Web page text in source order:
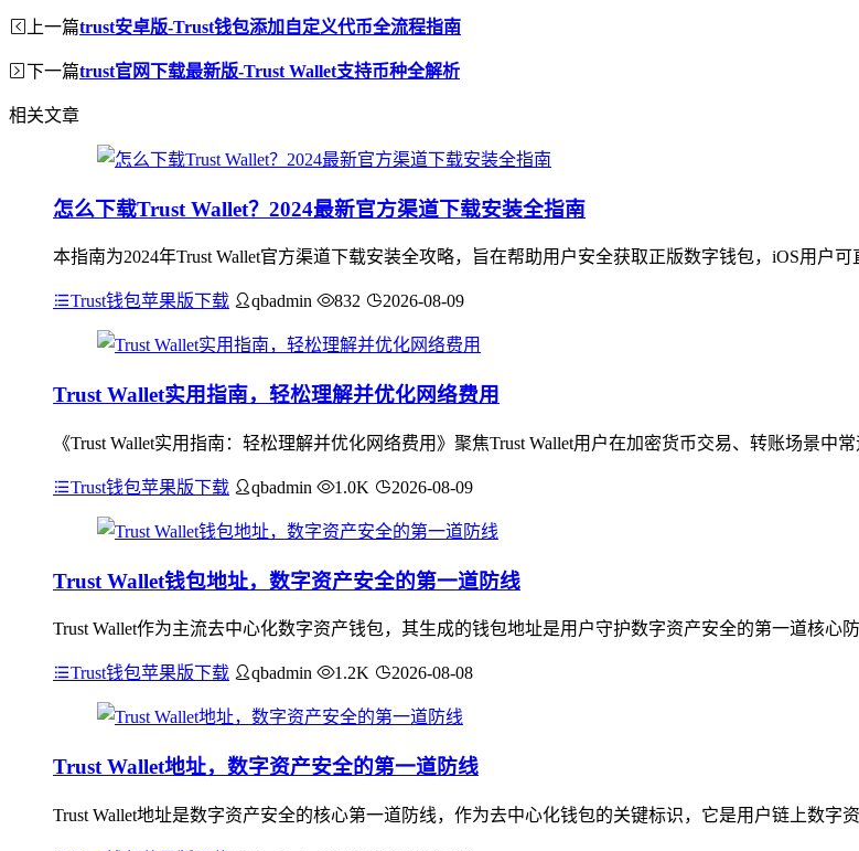
上一篇trust安卓版-Trust钱包添加自定义代币全流程指南
下一篇trust官网下载最新版-Trust Wallet支持币种全解析
相关文章
怎么下载Trust Wallet？2024最新官方渠道下载安装全指南
本指南为2024年Trust Wallet官方渠道下载安装全攻略，旨在帮助用户安全获取正版数字钱包，iOS用户可
Trust钱包苹果版下载 qbadmin 832 2026-08-09
Trust Wallet实用指南，轻松理解并优化网络费用
《Trust Wallet实用指南：轻松理解并优化网络费用》聚焦Trust Wallet用户在加密货币交易、转账场景中
Trust钱包苹果版下载 qbadmin 1.0K 2026-08-09
Trust Wallet钱包地址，数字资产安全的第一道防线
Trust Wallet作为主流去中心化数字资产钱包，其生成的钱包地址是用户守护数字资产安全的第一道核心
Trust钱包苹果版下载 qbadmin 1.2K 2026-08-08
Trust Wallet地址，数字资产安全的第一道防线
Trust Wallet地址是数字资产安全的核心第一道防线，作为去中心化钱包的关键标识，它是用户链上数